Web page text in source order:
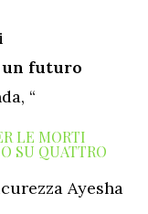
un futuro
“
LE MORTI
SU QUATTRO
Ayesha